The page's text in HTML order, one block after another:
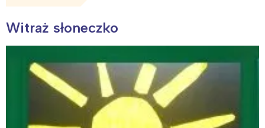
Witraż słoneczko